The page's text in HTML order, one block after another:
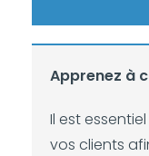
Apprenez à
Il est
vos clients